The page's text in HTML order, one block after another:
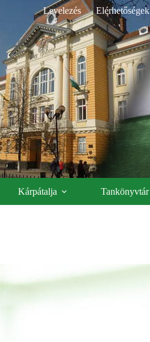
Levelezés Elérhetőségek
Kárpátalja Tankönyvtár